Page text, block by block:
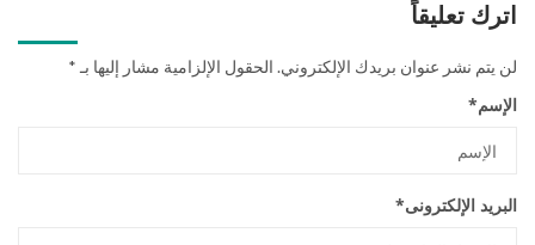
اترك تعليقاً
لن يتم نشر عنوان بريدك الإلكتروني. الحقول الإلزامية مشار إليها بـ *
الإسم*
البريد الإلكترونى*